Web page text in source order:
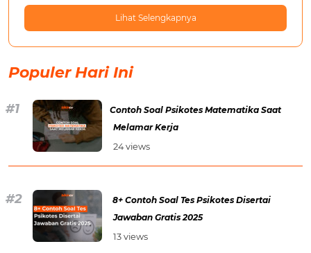
Lihat Selengkapnya
Populer Hari Ini
Contoh Soal Psikotes Matematika Saat
Melamar Kerja
24 views
8+ Contoh Soal Tes Psikotes Disertai
Jawaban Gratis 2025
13 views